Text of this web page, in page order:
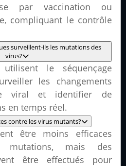
par vaccination ou
compliquant le contrôle
surveillent-ils les mutations des
virus?
utilisent le séquençage
les changements
viral et identifier de
en temps réel.
contre les virus mutants?
être moins efficaces
mutations, mais des
être effectués pour